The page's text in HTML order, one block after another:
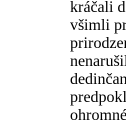
kráčali
všimli